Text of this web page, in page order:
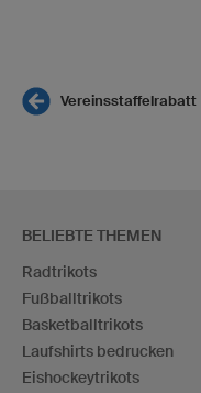
Vereinsstaffelrabatt
BELIEBTE THEMEN
Radtrikots
Fußballtrikots
Basketballtrikots
Laufshirts bedrucken
Eishockeytrikots